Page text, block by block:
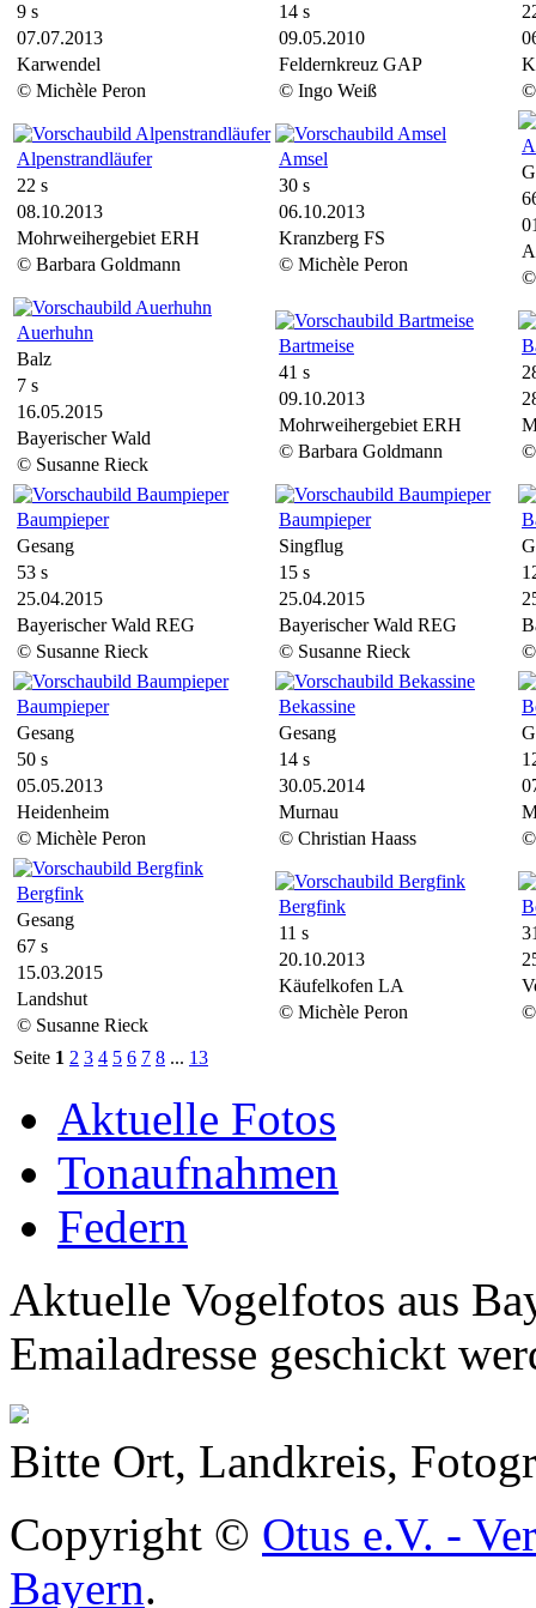
9 s
07.07.2013
Karwendel
© Michèle Peron
14 s
09.05.2010
Feldernkreuz GAP
© Ingo Weiß
©
Alpenstrandläufer
22 s
08.10.2013
Mohrweihergebiet ERH
© Barbara Goldmann
Amsel
30 s
06.10.2013
Kranzberg FS
© Michèle Peron
©
Auerhuhn
Balz
7 s
16.05.2015
Bayerischer Wald
© Susanne Rieck
Bartmeise
41 s
09.10.2013
Mohrweihergebiet ERH
© Barbara Goldmann
©
Baumpieper
Gesang
53 s
25.04.2015
Bayerischer Wald REG
© Susanne Rieck
Baumpieper
Singflug
15 s
25.04.2015
Bayerischer Wald REG
© Susanne Rieck
©
Baumpieper
Gesang
50 s
05.05.2013
Heidenheim
© Michèle Peron
Bekassine
Gesang
14 s
30.05.2014
Murnau
© Christian Haass
©
Bergfink
Gesang
67 s
15.03.2015
Landshut
© Susanne Rieck
Bergfink
11 s
20.10.2013
Käufelkofen LA
© Michèle Peron
©
Seite 1 2 3 4 5 6 7 8 ... 13
Aktuelle Fotos
Tonaufnahmen
Federn
Aktuelle Vogelfotos aus
Emailadresse geschickt
Bitte Ort, Landkreis,
Copyright © Otus e.V. -
Bayern.